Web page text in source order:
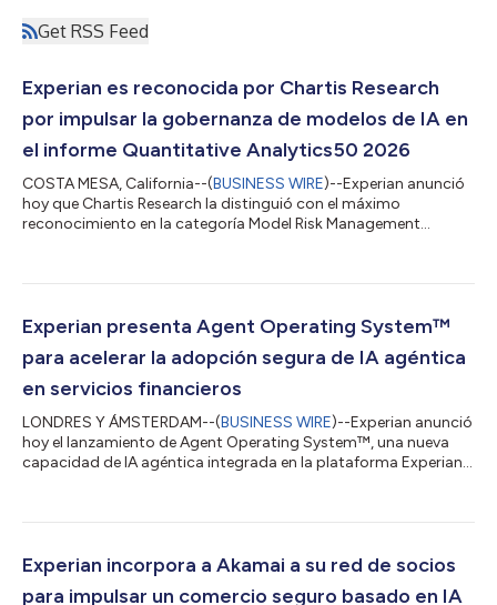
Get RSS Feed
Experian es reconocida por Chartis Research
por impulsar la gobernanza de modelos de IA en
el informe Quantitative Analytics50 2026
COSTA MESA, California--(BUSINESS WIRE)--Experian anunció
hoy que Chartis Research la distinguió con el máximo
reconocimiento en la categoría Model Risk Management
Experian ingresa al prestigioso ranking Quantitative
soluciones de análisis de datos e inteligencia artificial para el
sector financiero regulado. "Este reconocim...
Experian presenta Agent Operating System™
para acelerar la adopción segura de IA agéntica
en servicios financieros
LONDRES Y ÁMSTERDAM--(BUSINESS WIRE)--Experian anunció
hoy el lanzamiento de Agent Operating System™, una nueva
capacidad de IA agéntica integrada en la plataforma Experian
servicios financieros a superar la etapa de experimentación con
agéntica. La solución permite que los agentes de IA de Experian,
de los clientes y de su...
Experian incorpora a Akamai a su red de socios
para impulsar un comercio seguro basado en IA